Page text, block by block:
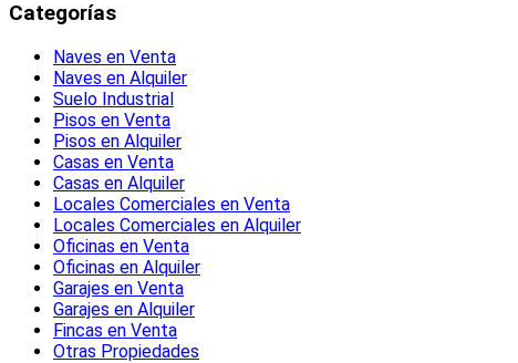
Categorías
Naves en Venta
Naves en Alquiler
Suelo Industrial
Pisos en Venta
Pisos en Alquiler
Casas en Venta
Casas en Alquiler
Locales Comerciales en Venta
Locales Comerciales en Alquiler
Oficinas en Venta
Oficinas en Alquiler
Garajes en Venta
Garajes en Alquiler
Fincas en Venta
Otras Propiedades